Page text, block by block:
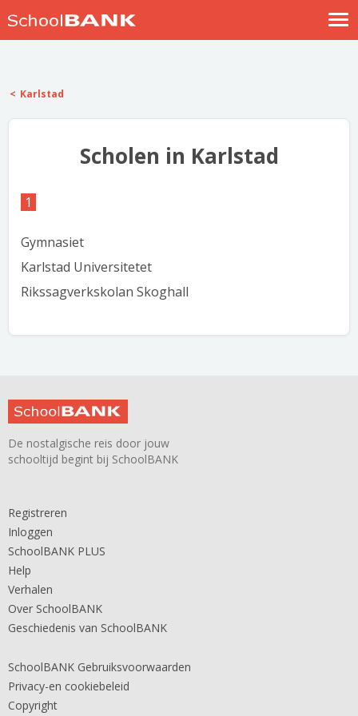
Help
Karlstad
Scholen in Karlstad
1
Gymnasiet
Karlstad Universitetet
Rikssagverkskolan Skoghall
De nostalgische reis door jouw
schooltijd begint bij SchoolBANK
Registreren
Inloggen
SchoolBANK PLUS
Help
Verhalen
Over SchoolBANK
Geschiedenis van SchoolBANK
SchoolBANK Gebruiksvoorwaarden
Privacy-en cookiebeleid
Copyright